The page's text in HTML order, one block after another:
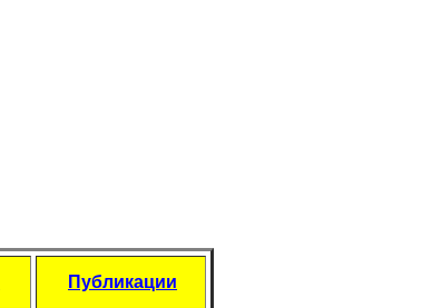
Публикации